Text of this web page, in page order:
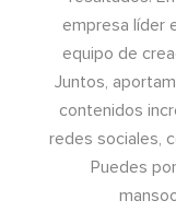
empresa líder
equipo de
Juntos,
contenidos
redes sociales,
Puedes